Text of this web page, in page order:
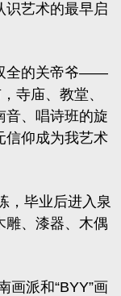
识艺术的最早启
全的关帝爷——
寺庙、教堂、
、 唱诗班的旋
信仰成为我艺术
，毕业后进入泉
雕、漆器、木偶
画派和“BYY”画